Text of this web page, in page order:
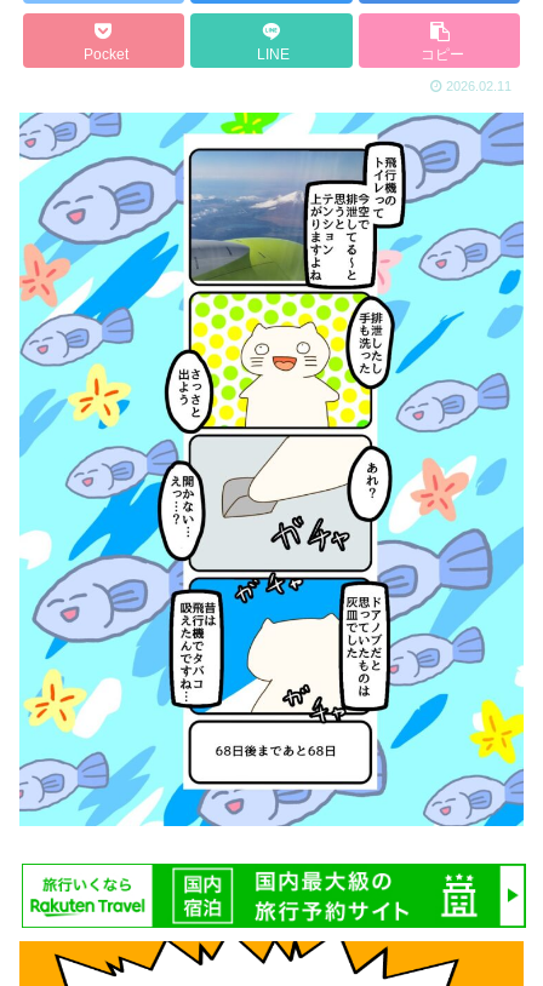
Pocket LINE コピー
2026.02.11